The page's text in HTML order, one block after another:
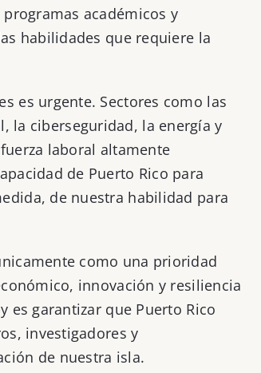
académicos y
habilidades que requiere la
es urgente. Sectores como las
la ciberseguridad, la energía y
laboral altamente
de Puerto Rico para
de nuestra habilidad para
como una prioridad
innovación y resiliencia
es garantizar que Puerto Rico
investigadores y
de nuestra isla.